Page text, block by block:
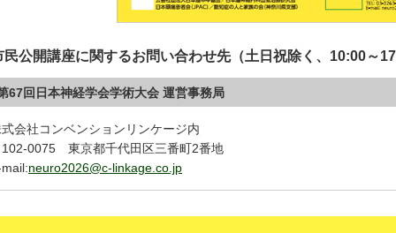
民公開講座に関するお問い合わせ先（土日祝除く、10:00～
67回日本神経学会学術大会 運営事務局
会社コンベンションリンケージ内
102-0075 東京都千代田区三番町2番地
neuro2026@c-linkage.co.jp